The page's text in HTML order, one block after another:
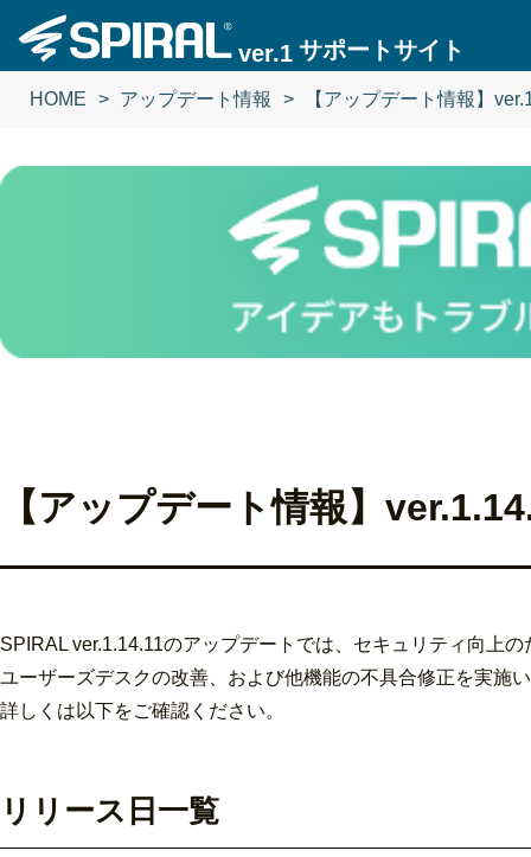
ver.1 サポートサイト
HOME アップデート情報 【アップデート情報】
【アップデート情報】
SPIRAL ver.1.14.11のアップデートでは、 セキュリティ向上
ユーザーズデスクの改善、および他機能の不具合修正を実施
詳しくは以下をご確認ください。
リリース日一覧